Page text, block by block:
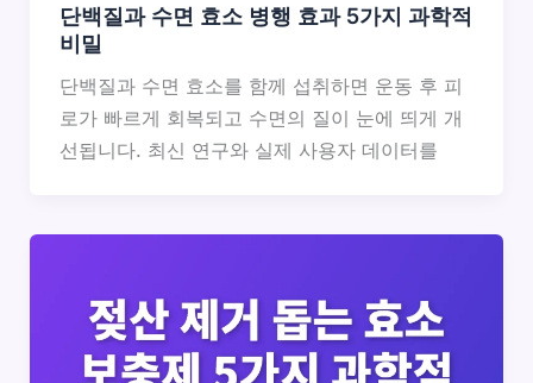
단백질과 수면 효소 병행 효과 5가지 과학적
비밀
단백질과 수면 효소를 함께 섭취하면 운동 후 피
로가 빠르게 회복되고 수면의 질이 눈에 띄게 개
선됩니다. 최신 연구와 실제 사용자 데이터를